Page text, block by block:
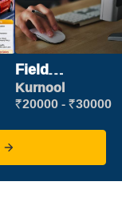
Field
Marketing
Executive
Kurnool
₹20000 - ₹30000